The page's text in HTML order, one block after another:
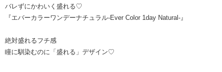
バレずにかわいく盛れる♡
『エバーカラーワンデーナチュラル-Ever Color 1day Natural-』
絶対盛れるフチ感
瞳に馴染むのに「盛れる」デザイン♡